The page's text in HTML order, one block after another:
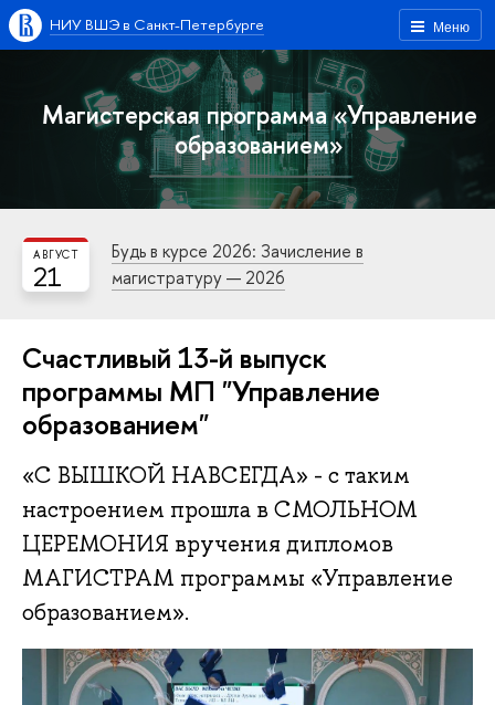
Меню
НИУ ВШЭ в Санкт-Петербурге
Магистерская программа «Управление
образованием»
21
АВГУСТ
Будь в курсе 2026: Зачисление в
магистратуру — 2026
Счастливый 13-й выпуск
программы МП "Управление
образованием"
«С ВЫШКОЙ НАВСЕГДА» - с таким
настроением прошла в СМОЛЬНОМ
ЦЕРЕМОНИЯ вручения дипломов
МАГИСТРАМ программы «Управление
образованием».